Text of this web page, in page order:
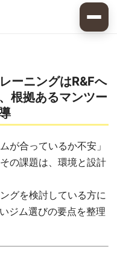
ーニングはR&Fへ
根拠あるマンツー
が合っているか不安」
の課題は、環境と設計
グを検討している方に
ジム選びの要点を整理